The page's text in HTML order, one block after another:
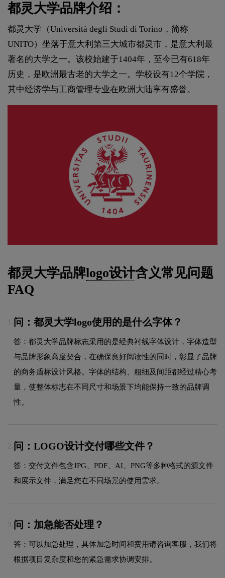
都灵大学品牌介绍：
都灵大学（Università degli Studi di Torino，简称
UNITO）坐落于意大利第三大城市都灵市，是意大利最
著名的大学之一。该校始建于1404年，至今已有618年
历史，​是欧洲最古老的大学之一。学校设有12个学院，
其中经济学与工商管理专业在欧洲大陆享有盛誉。
都灵大学品牌logo设计含义常见问题
FAQ
问：都灵大学logo使用的是什么字体？
答：都灵大学品牌标志采用的是经典衬线字体设计，字体造型
与品牌形象高度契合，在确保良好阅读性的同时，彰显了品牌
的商务盾标设计风格。字体的结构、粗细及间距都经过精心考
量，使整体标志在不同尺寸和场景下均能保持一致的品牌调
性。
2. 问：LOGO设计交付哪些文件？
答：交付文件包含JPG、PDF、AI、PNG等多种格式的源文件
和展示文件，满足您在不同场景的使用需求。
3. 问：加急能否处理？
答：可以加急处理，具体加急时间和费用请咨询客服，我们将
根据项目复杂度和您的紧急需求协调安排。